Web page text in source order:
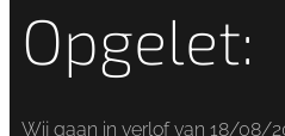
Opgelet:
Wij gaan in verlof van 18/08/